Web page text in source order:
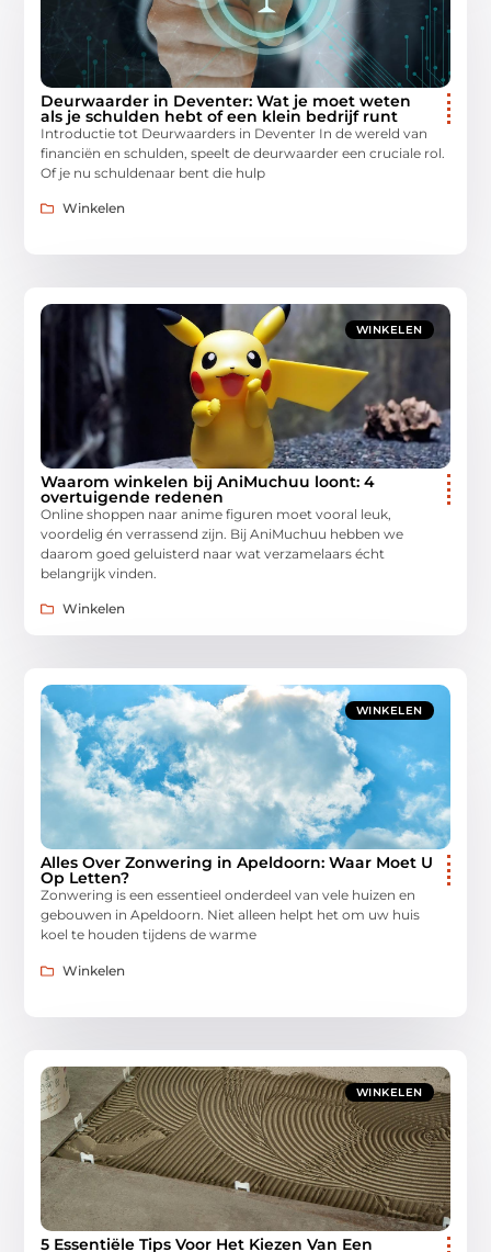
Deurwaarder in Deventer: Wat je moet weten
als je schulden hebt of een klein bedrijf runt
Introductie tot Deurwaarders in Deventer In de wereld van
financiën en schulden, speelt de deurwaarder een cruciale rol.
Of je nu schuldenaar bent die hulp
Winkelen
WINKELEN
Waarom winkelen bij AniMuchuu loont: 4
overtuigende redenen
Online shoppen naar anime figuren moet vooral leuk,
voordelig én verrassend zijn. Bij AniMuchuu hebben we
daarom goed geluisterd naar wat verzamelaars écht
belangrijk vinden.
Winkelen
WINKELEN
Alles Over Zonwering in Apeldoorn: Waar Moet U
Op Letten?
Zonwering is een essentieel onderdeel van vele huizen en
gebouwen in Apeldoorn. Niet alleen helpt het om uw huis
koel te houden tijdens de warme
Winkelen
WINKELEN
5 Essentiële Tips Voor Het Kiezen Van Een